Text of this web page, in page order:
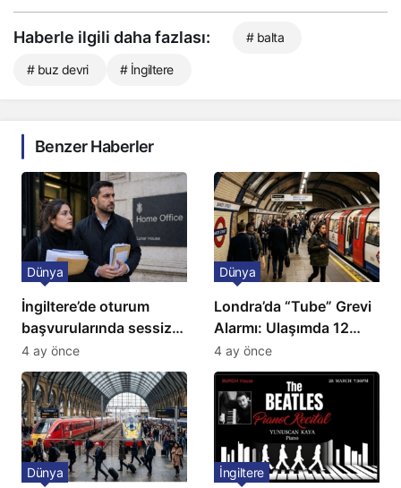
Haberle ilgili daha fazlası: # balta
# buz devri # İngiltere
Benzer Haberler
İngiltere’de oturum
başvurularında sessiz
kriz: Büyükelçilikten
açıklama!
Dünya
4 ay önce
Londra’da “Tube” Grevi
Alarmı: Ulaşımda 12
Günlük Kaos Kapıda
Dünya
4 ay önce
Dünya İngiltere